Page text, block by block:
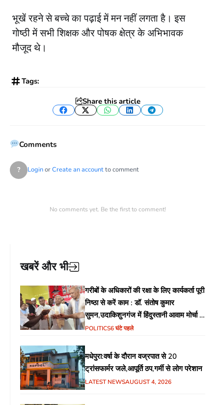
भूखें रहने से बच्चे का पढ़ाई में मन नहीं लगता है। इस
गोष्ठी में सभी शिक्षक और पोषक क्षेत्र के अभिभावक
मौजूद थे।
Tags:
Share this article
Facebook
TwitterWhatsApp
LinkedInTelegram
Comments
? LoginorCreate an accountto comment
No comments yet. Be the first to comment!
खबरें और भी
गरीबों के अधिकारों की रक्षा के लिए कार्यकर्ता पूरी
निष्ठा से करें काम : डॉ. संतोष कुमार
सुमन,उदाकिशुनगंज में हिंदुस्तानी आवाम मोर्चा के
गरीब चौपाल में शिक्षा, स्वास्थ्य, रोजगार समेत
POLITICS6 घंटे पहले
मधेपुरा:वर्षा के दौरान वज्रपात से 20
ट्रांसफार्मर जले,आपूर्ति ठप,गर्मी से लोग परेशान
LATEST NEWSAUGUST 4, 2026